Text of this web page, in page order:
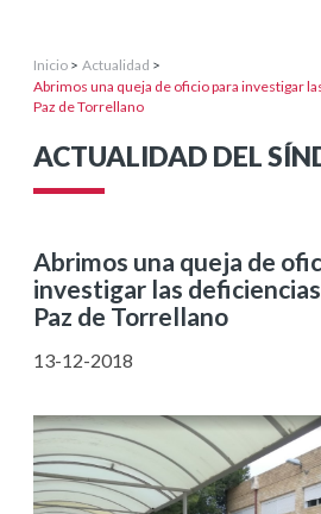
Inicio > Actualidad >
Abrimos una queja de oficio para investigar
Paz de Torrellano
ACTUALIDAD DEL
Abrimos una queja de
investigar las
Paz de Torrellano
13-12-2018